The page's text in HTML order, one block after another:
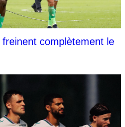
complètement le